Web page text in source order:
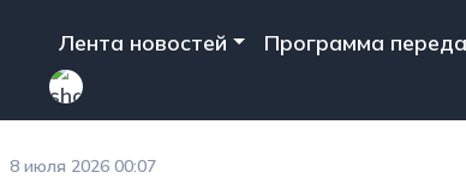
Main navigation
Лента новостей Программа
8 июля 2026 00:07